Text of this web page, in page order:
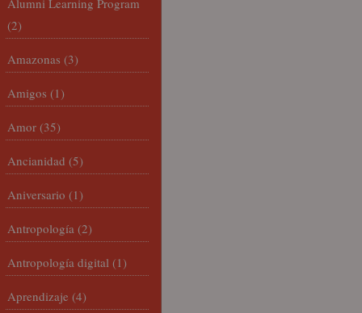
Alumni Learning Program
(2)
Amazonas (3)
Amigos (1)
Amor (35)
Ancianidad (5)
Aniversario (1)
Antropología (2)
Antropología digital (1)
Aprendizaje (4)